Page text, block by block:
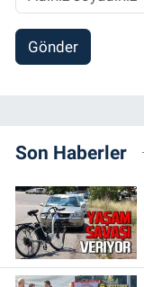
Gönder
Son Haberler